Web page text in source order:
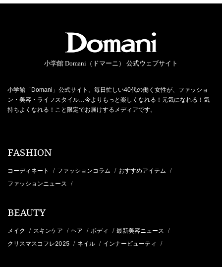
小学館 Domani（ドマーニ） 公式ウェブサイト
小学館「Domani」公式サイト。毎日忙しい40代の働く女性が、ファッショ
ン・美容・ライフスタイル…今よりもっと楽しくなれる！元気になれる！気
持ちよくなれる！こと限定でお届けするメディアです。
FASHION
コーディネート / ファッションコラム / おすすめアイテム /
ファッションニュース /
BEAUTY
メイク / スキンケア / ヘア / ボディ / 最新美容ニュース /
クリスマスコフレ2025 / ネイル / インナービューティ /